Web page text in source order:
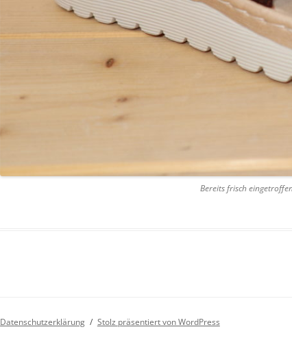
Bereits frisch
Datenschutzerklärung Stolz präsentiert von WordPress